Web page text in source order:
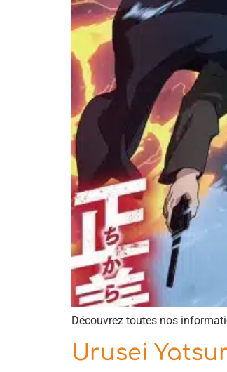
Découvrez toutes nos
Urusei